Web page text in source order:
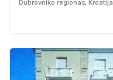
Dubrovniko regionas, Kroatija